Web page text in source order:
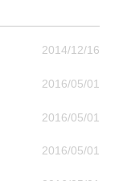
2014/12/16
2016/05/01
2016/05/01
2016/05/01